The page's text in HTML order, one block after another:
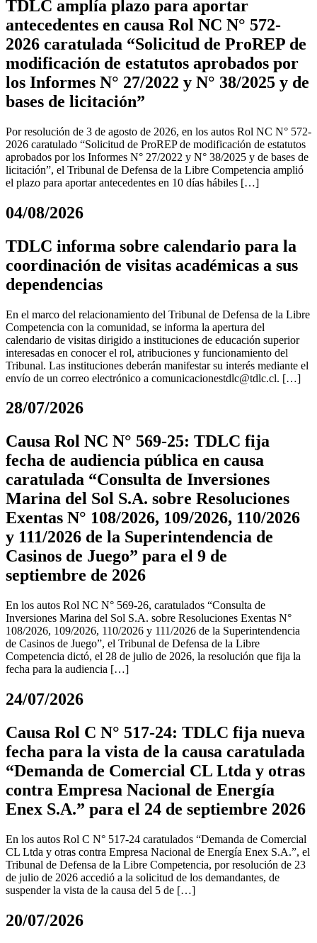
TDLC amplía plazo para aportar
antecedentes en causa Rol NC N° 572-
2026 caratulada “Solicitud de ProREP de
modificación de estatutos aprobados por
los Informes N° 27/2022 y N° 38/2025 y de
bases de licitación”
Por resolución de 3 de agosto de 2026, en los autos Rol NC N° 572-
2026 caratulado “Solicitud de ProREP de modificación de estatutos
aprobados por los Informes N° 27/2022 y N° 38/2025 y de bases de
licitación”, el Tribunal de Defensa de la Libre Competencia amplió
el plazo para aportar antecedentes en 10 días hábiles […]
04/08/2026
TDLC informa sobre calendario para la
coordinación de visitas académicas a sus
dependencias
En el marco del relacionamiento del Tribunal de Defensa de la Libre
Competencia con la comunidad, se informa la apertura del
calendario de visitas dirigido a instituciones de educación superior
interesadas en conocer el rol, atribuciones y funcionamiento del
Tribunal. Las instituciones deberán manifestar su interés mediante el
envío de un correo electrónico a comunicacionestdlc@tdlc.cl. […]
28/07/2026
Causa Rol NC N° 569-25: TDLC fija
fecha de audiencia pública en causa
caratulada “Consulta de Inversiones
Marina del Sol S.A. sobre Resoluciones
Exentas N° 108/2026, 109/2026, 110/2026
y 111/2026 de la Superintendencia de
Casinos de Juego” para el 9 de
septiembre de 2026
En los autos Rol NC N° 569-26, caratulados “Consulta de
Inversiones Marina del Sol S.A. sobre Resoluciones Exentas N°
108/2026, 109/2026, 110/2026 y 111/2026 de la Superintendencia
de Casinos de Juego”, el Tribunal de Defensa de la Libre
Competencia dictó, el 28 de julio de 2026, la resolución que fija la
fecha para la audiencia […]
24/07/2026
Causa Rol C N° 517-24: TDLC fija nueva
fecha para la vista de la causa caratulada
“Demanda de Comercial CL Ltda y otras
contra Empresa Nacional de Energía
Enex S.A.” para el 24 de septiembre 2026
En los autos Rol C N° 517-24 caratulados “Demanda de Comercial
CL Ltda y otras contra Empresa Nacional de Energía Enex S.A.”, el
Tribunal de Defensa de la Libre Competencia, por resolución de 23
de julio de 2026 accedió a la solicitud de los demandantes, de
suspender la vista de la causa del 5 de […]
20/07/2026